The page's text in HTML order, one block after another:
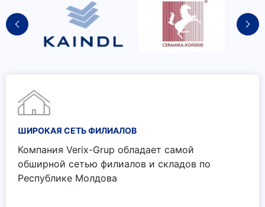
ШИРОКАЯ СЕТЬ ФИЛИАЛОВ
Компания Verix-Grup обладает самой
обширной сетью филиалов и складов по
Республике Молдова